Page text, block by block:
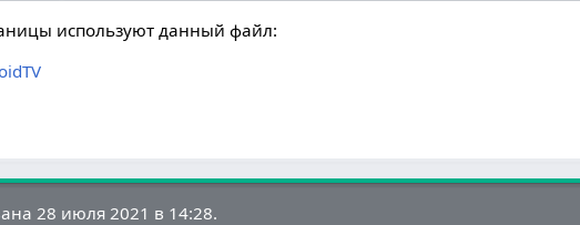
используют данный файл:
28 июля 2021 в 14:28.